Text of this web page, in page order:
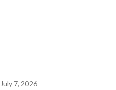
July 7, 2026